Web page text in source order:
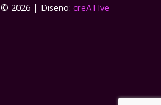
© 2026 | Diseño: creATIve